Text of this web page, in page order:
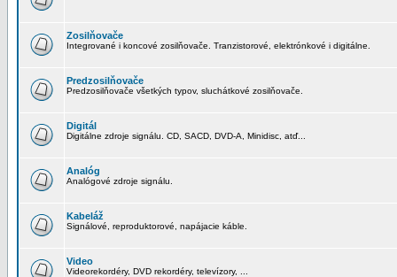
Zosilňovače
Integrované i koncové zosilňovače. Tranzistorové, elektrónkové i digitálne.
Predzosilňovače
Predzosilňovače všetkých typov, sluchátkové zosilňovače.
Digitál
Digitálne zdroje signálu. CD, SACD, DVD-A, Minidisc, atď...
Analóg
Analógové zdroje signálu.
Kabeláž
Signálové, reproduktorové, napájacie káble.
Video
Videorekordéry, DVD rekordéry, televízory, ...